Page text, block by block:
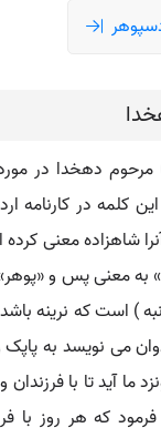
دهخدا در
کلمه در کارنامه
شاهزاده معنی
به معنی پس و
) است که نرینه
می نویسد به پاپک
ما آید تا با
که هر روز با